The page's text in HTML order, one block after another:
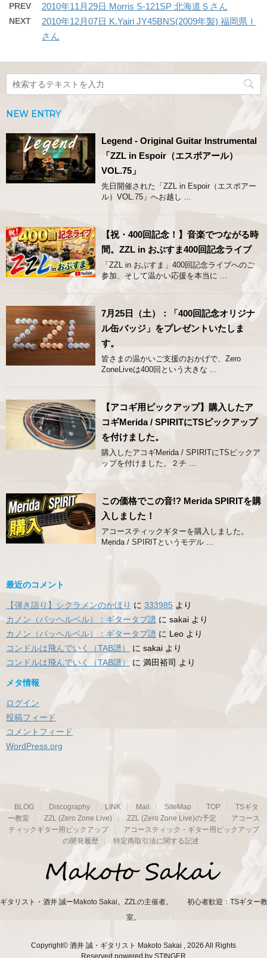
PREV 2010年11月29日 Morris S-121SP 北海道Ｓさん
NEXT
2010年12月07日 K.Yairi JY45BNS(2009年製) 福岡県Ｉ
さん
NEW ENTRY
Legend - Original Guitar Instrumental
「ZZL in Espoir（エスポアール）
VOL.75」
先日開催された「ZZL in Espoir（エスポアー
ル）VOL.75」へお越し ...
【祝・400回記念！】音楽でつながる時
間。ZZL in おぶすま400回記念ライブ
「ZZL in おぶすま」400回記念ライブへのご
参加、そして温かい応援を本当に ...
7月25日（土）：「400回記念オリジナ
ル缶バッジ」をプレゼントいたしま
す。
皆さまの温かいご支援のおかげで、Zero
ZoneLiveは400回という大きな ...
【アコギ用ピックアップ】購入したア
コギMerida / SPIRITにTSピックアップ
を付けました。
購入したアコギMerida / SPIRITにTSピックア
ップを付けました。２チ ...
この価格でこの音!? Merida SPIRITを購
入しました！
アコースティックギターを購入しました。
Merida / SPIRITというモデル ...
最近のコメント
【弾き語り】シクラメンのかほり に 333985 より
カノン（パッヘルベル）：ギタータブ譜 に sakai より
カノン（パッヘルベル）：ギタータブ譜 に Leo より
コンドルは飛んでいく（TAB譜）
に sakai より
コンドルは飛んでいく（TAB譜）
に 満田裕司 より
メタ情報
ログイン
投稿フィード
コメントフィード
WordPress.org
BLOG Discography LINK Mail SiteMap TOP
TSギタ
ー教室
ZZL (Zero Zone Live) ZZL (Zero Zone Live)の予定
アコース
ティックギター用ピックアップ
アコースティック・ギター用ピックアップ
の開発履歴
特定商取引法に関する記述
ギタリスト・酒井 誠ーMakoto Sakai。ZZLの主催者。 初心者歓迎：TSギター教
室。
Copyright© 酒井 誠・ギタリスト Makoto Sakai , 2026 All Rights